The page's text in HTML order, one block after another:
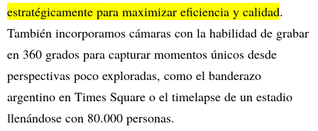
estratégicamente para maximizar eficiencia y calidad.
También incorporamos cámaras con la habilidad de grabar
en 360 grados para capturar momentos únicos desde
perspectivas poco exploradas, como el banderazo
argentino en Times Square o el timelapse de un estadio
llenándose con 80.000 personas.